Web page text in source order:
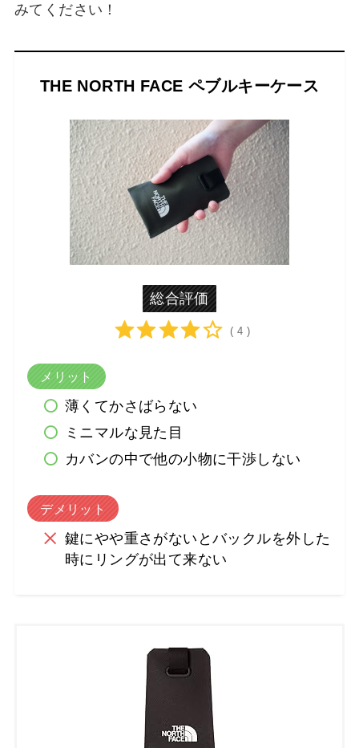
みてください！
THE NORTH FACE ペブルキーケース
総合評価
( 4 )
メリット
薄くてかさばらない
ミニマルな見た目
カバンの中で他の小物に干渉しない
デメリット
鍵にやや重さがないとバックルを外した
時にリングが出て来ない